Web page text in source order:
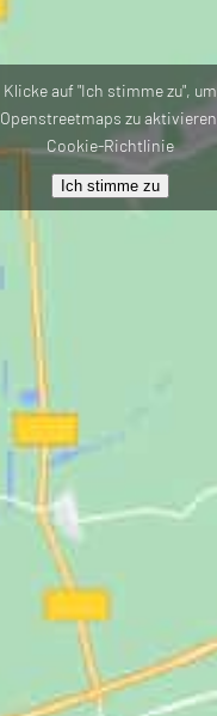
Klicke auf "Ich stimme zu", um
Openstreetmaps zu aktivieren
Cookie-Richtlinie
Ich stimme zu